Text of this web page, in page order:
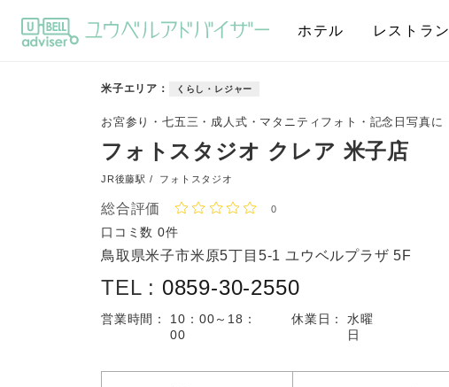
ホテル レストラン
米子エリア くらし・レジャー
お宮参り・七五三・成人式・マタニティフォト・記念日写真に
フォトスタジオ クレア 米子店
JR後藤駅 / フォトスタジオ
総合評価 0
口コミ数 0件
鳥取県米子市米原5丁目5-1 ユウベルプラザ 5F
TEL : 0859-30-2550
営業時間：
10：00～18：
00
休業日：
水曜
日